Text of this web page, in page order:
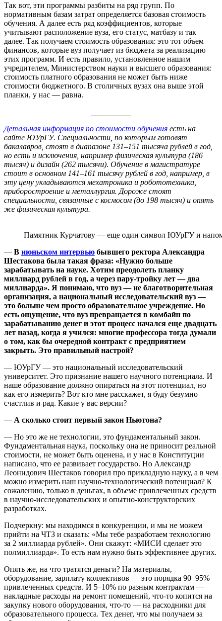
Так вот, эти программы разбиты на ряд групп. По
нормативным базам затрат определяется базовая стоимость
обучения. А далее есть ряд коэффициентов, которые
учитывают расположение вуза, его статус, матбазу и так
далее. Так получаем стоимость образования: это тот объем
финансов, которые вуз получает из бюджета за реализацию
этих программ. И есть правило, установленное нашим
учредителем, Министерством науки и высшего образования:
стоимость платного образования не может быть ниже
стоимости бюджетного. В столичных вузах она выше этой
планки, у нас — равна.
Детальная информация по стоимости обучения есть на
сайте ЮУрГУ. Специальности, по которым готовят
бакалавров, стоят в диапазоне 131–151 тысяча рублей в год,
но есть и исключения, например физическая культура (186
тысяч) и дизайн (262 тысячи). Обучение в магистратуре
стоит в основном 141–161 тысячу рублей в год, например, в
эту цену укладываются мехатроника и робототехника,
приборостроение и металлургия. Дороже стоят
специальности, связанные с космосом (до 198 тысяч) и опять
же физическая культура.
Памятник Курчатову — еще один символ ЮУрГУ и
— В июньском интервью бывшего ректора Александра
Шестакова была такая фраза: «Нужно больше
зарабатывать на науке. Хотим преодолеть планку
миллиард рублей в год, а через пару-тройку лет — два
миллиарда». Я понимаю, что вуз — не благотворительная
организация, а национальный исследовательский вуз —
это больше чем просто образовательное учреждение. Но
есть ощущение, что вуз превращается в комбайн по
зарабатыванию денег и этот процесс начался еще двадцать
лет назад, когда я учился: многие профессора тогда думали
о том, как бы очередной контракт с предприятием
закрыть. Это правильный настрой?
— ЮУрГУ — это национальный исследовательский
университет. Это признание нашего научного потенциала. И
наше образование должно опираться на этот потенциал, но
как его измерить? Вот кто мне расскажет, я буду безумно
счастлив и рад. Какие у вас версии?
— А сколько стоит первый закон Ньютона?
— Но это же не технологии, это фундаментальный закон.
Фундаментальная наука, поскольку она не приносит реальной
стоимости, не может быть оценена, и у нас в Конституции
написано, что ее развивает государство. Но Александр
Леонидович Шестаков говорил про прикладную науку, а в чем
можно измерить наш научно-технологический потенциал? К
сожалению, только в деньгах, в объеме привлеченных средств
в научно-исследовательских и опытно-конструкторских
разработках.
Подчеркну: мы находимся в конкуренции, и мы не можем
прийти на ЧТЗ и сказать: «Мы тебе разработаем технологию
за 2 миллиарда рублей». Они скажут: «МИСИ сделает это
полмиллиарда». То есть нам нужно быть эффективнее других.
Опять же, на что тратятся деньги? На материалы,
оборудование, зарплату коллективов — это порядка 90–95%
привлеченных средств. И 5–10% по разным контрактам —
накладные расходы на ремонт помещений, что-то копится на
закупку нового оборудования, что-то — на расходники для
образовательного процесса. Тех денег, что мы получаем за